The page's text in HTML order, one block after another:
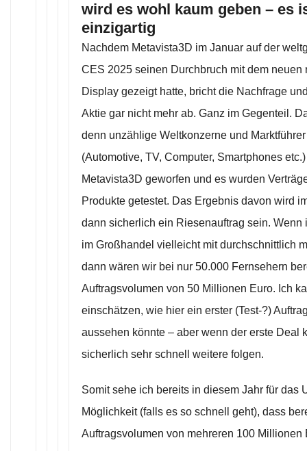
wird es wohl kaum geben – es
einzigartig
Nachdem Metavista3D im Januar auf der
CES 2025 seinen Durchbruch mit dem neuen
Display gezeigt hatte, bricht die Nachfrage
Aktie gar nicht mehr ab. Ganz im Gegenteil.
denn unzählige Weltkonzerne und
(Automotive, TV, Computer, Smartphones
Metavista3D geworfen und es wurden
Produkte getestet. Das Ergebnis davon wird
dann sicherlich ein Riesenauftrag sein. Wenn
im Großhandel vielleicht mit durchschnittlich
dann wären wir bei nur 50.000 Fernsehern
Auftragsvolumen von 50 Millionen Euro. Ich
einschätzen, wie hier ein erster (Test-?)
aussehen könnte – aber wenn der erste Deal
sicherlich sehr schnell weitere folgen.
Somit sehe ich bereits in diesem Jahr für das
Möglichkeit (falls es so schnell geht), dass
Auftragsvolumen von mehreren 100 Millionen